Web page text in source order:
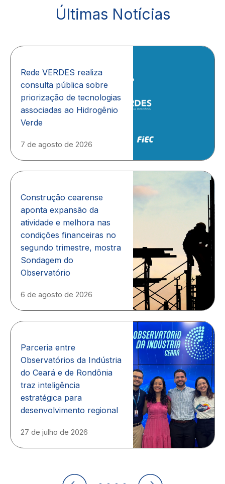
Últimas Notícias
Rede VERDES realiza
consulta pública sobre
priorização de tecnologias
associadas ao Hidrogênio
Verde
7 de agosto de 2026
Construção cearense
aponta expansão da
atividade e melhora nas
condições financeiras no
segundo trimestre, mostra
Sondagem do
Observatório
6 de agosto de 2026
Parceria entre
Observatórios da Indústria
do Ceará e de Rondônia
traz inteligência
estratégica para
desenvolvimento regional
27 de julho de 2026